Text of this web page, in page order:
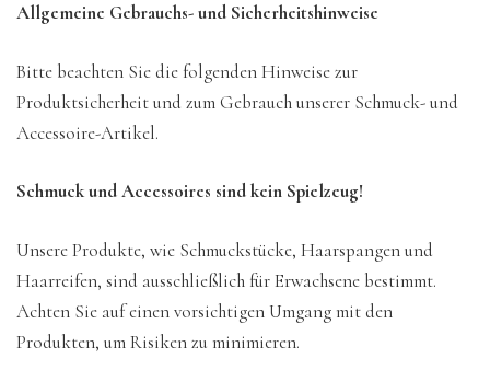
Allgemeine Gebrauchs- und Sicherheitshinweise
Bitte beachten Sie die folgenden Hinweise zur
Produktsicherheit und zum Gebrauch unserer Schmuck- und
Accessoire-Artikel.
Schmuck und Accessoires sind kein Spielzeug!
Unsere Produkte, wie Schmuckstücke, Haarspangen und
Haarreifen, sind ausschließlich für Erwachsene bestimmt.
Achten Sie auf einen vorsichtigen Umgang mit den
Produkten, um Risiken zu minimieren.